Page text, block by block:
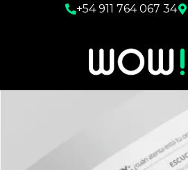
+54 911 764 067 34